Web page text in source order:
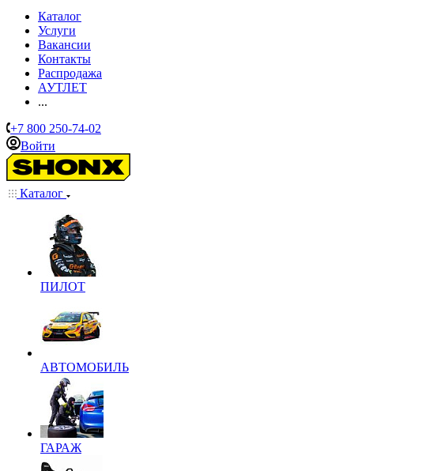
Каталог
Услуги
Вакансии
Контакты
Распродажа
АУТЛЕТ
...
+7 800 250-74-02
Войти
Каталог
ПИЛОТ
АВТОМОБИЛЬ
ГАРАЖ